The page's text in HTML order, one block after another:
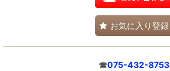
お気に入り登録
☎075-432-8753